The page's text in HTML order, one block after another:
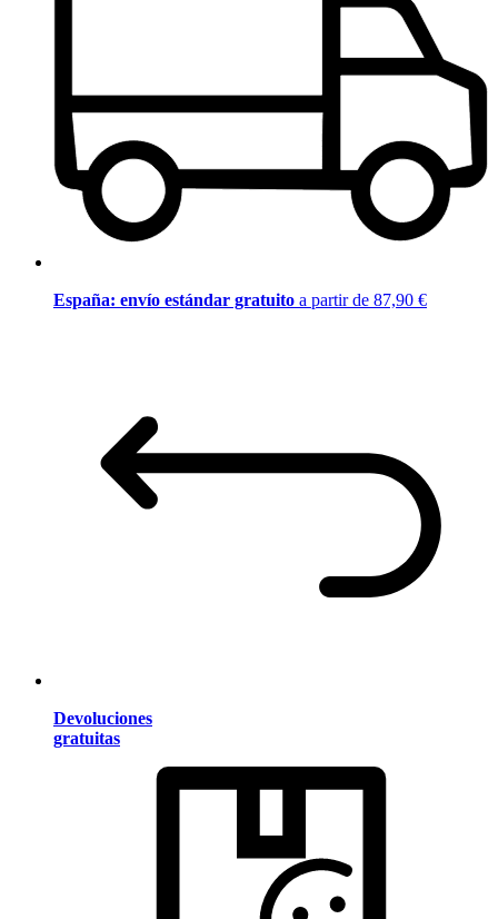
España: envío estándar gratuito a partir de 87,90 €
Devoluciones
gratuitas